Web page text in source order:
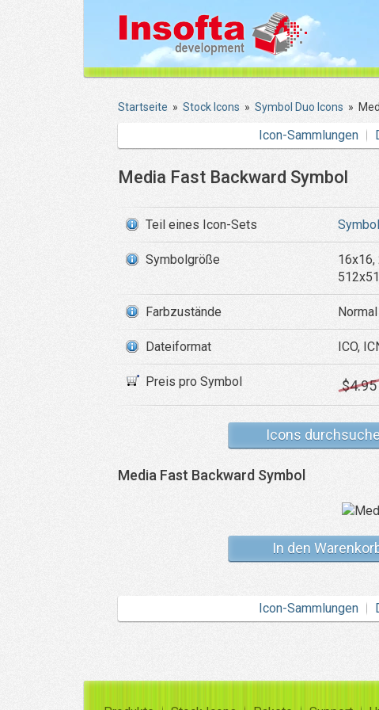
Startseite » Stock Icons » Symbol Duo Icons »
Icon-Sammlungen
Media Fast Backward Symbol
Teil eines Icon-Sets
Symbolgröße
16x16,
Farbzustände Normal
Dateiformat ICO,
Preis pro Symbol $4.95
Icons
Media Fast Backward Symbol
In den
Icon-Sammlungen